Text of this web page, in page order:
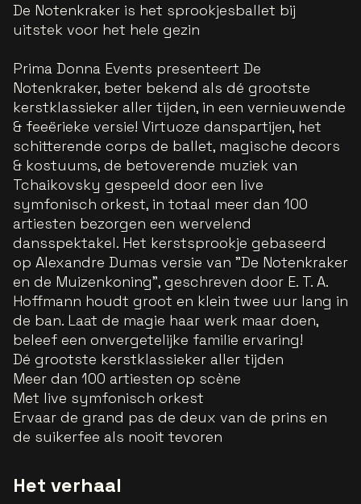
De Notenkraker is het sprookjesballet bij
uitstek voor het hele gezin
Prima Donna Events presenteert De
Notenkraker, beter bekend als dé grootste
kerstklassieker aller tijden, in een vernieuwende
& feeërieke versie! Virtuoze danspartijen, het
schitterende corps de ballet, magische decors
& kostuums, de betoverende muziek van
Tchaikovsky gespeeld door een live
symfonisch orkest, in totaal meer dan 100
artiesten bezorgen een wervelend
dansspektakel. Het kerstsprookje gebaseerd
op Alexandre Dumas versie van "De Notenkraker
en de Muizenkoning", geschreven door E. T. A.
Hoffmann houdt groot en klein twee uur lang in
de ban. Laat de magie haar werk maar doen,
beleef een onvergetelijke familie ervaring!
Dé grootste kerstklassieker aller tijden
Meer dan 100 artiesten op scène
Met live symfonisch orkest
Ervaar de grand pas de deux van de prins en
de suikerfee als nooit tevoren
Het verhaal